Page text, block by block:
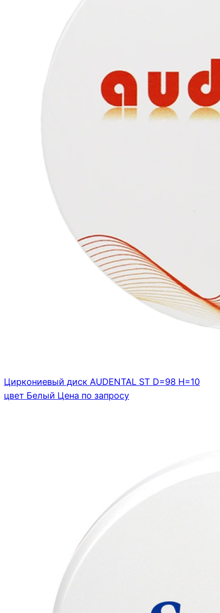
Циркониевый диск AUDENTAL ST D=98 H=10
цвет Белый Цена по запросу